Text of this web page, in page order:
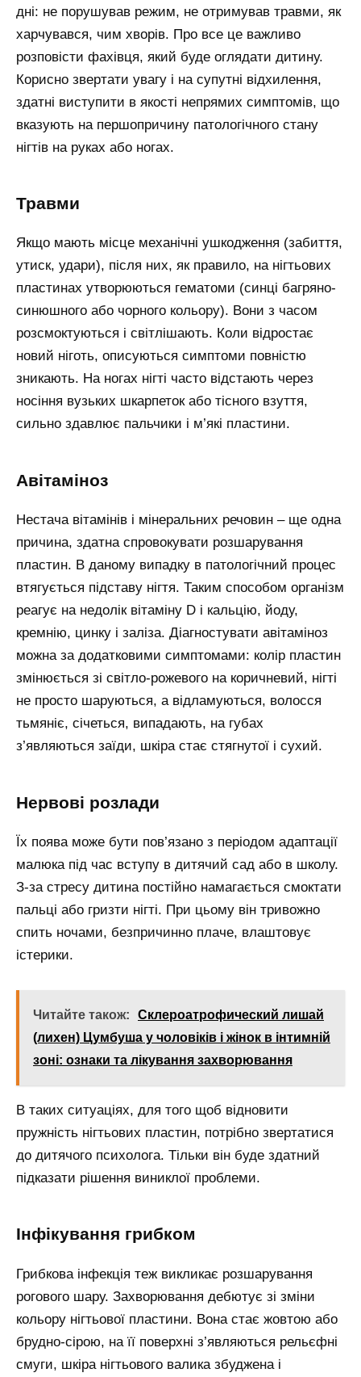
дні: не порушував режим, не отримував травми, як
харчувався, чим хворів. Про все це важливо
розповісти фахівця, який буде оглядати дитину.
Корисно звертати увагу і на супутні відхилення,
здатні виступити в якості непрямих симптомів, що
вказують на першопричину патологічного стану
нігтів на руках або ногах.
Травми
Якщо мають місце механічні ушкодження (забиття,
утиск, удари), після них, як правило, на нігтьових
пластинах утворюються гематоми (синці багряно-
синюшного або чорного кольору). Вони з часом
розсмоктуються і світлішають. Коли відростає
новий ніготь, описуються симптоми повністю
зникають. На ногах нігті часто відстають через
носіння вузьких шкарпеток або тісного взуття,
сильно здавлює пальчики і м’які пластини.
Авітаміноз
Нестача вітамінів і мінеральних речовин – ще одна
причина, здатна спровокувати розшарування
пластин. В даному випадку в патологічний процес
втягується підставу нігтя. Таким способом організм
реагує на недолік вітаміну D і кальцію, йоду,
кремнію, цинку і заліза. Діагностувати авітаміноз
можна за додатковими симптомами: колір пластин
змінюється зі світло-рожевого на коричневий, нігті
не просто шаруються, а відламуються, волосся
тьмяніє, січеться, випадають, на губах
з’являються заїди, шкіра стає стягнутої і сухий.
Нервові розлади
Їх поява може бути пов’язано з періодом адаптації
малюка під час вступу в дитячий сад або в школу.
З-за стресу дитина постійно намагається смоктати
пальці або гризти нігті. При цьому він тривожно
спить ночами, безпричинно плаче, влаштовує
істерики.
Читайте також:
Склероатрофический лишай
(лихен) Цумбуша у чоловіків і жінок в інтимній
зоні: ознаки та лікування захворювання
В таких ситуаціях, для того щоб відновити
пружність нігтьових пластин, потрібно звертатися
до дитячого психолога. Тільки він буде здатний
підказати рішення виниклої проблеми.
Інфікування грибком
Грибкова інфекція теж викликає розшарування
рогового шару. Захворювання дебютує зі зміни
кольору нігтьової пластини. Вона стає жовтою або
брудно-сірою, на її поверхні з’являються рельєфні
смуги, шкіра нігтьового валика збуджена і